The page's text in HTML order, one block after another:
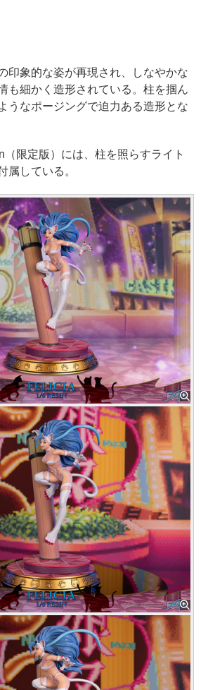
印象的な姿が再現され、しなやかな
も細かく造形されている。柱を掴ん
うなポージングで迫力ある造形とな
限定版）には、柱を照らすライト
属している。